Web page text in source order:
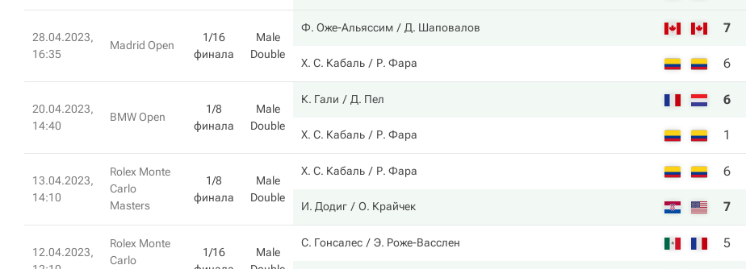
28.04.2023,
16:35
Madrid Open
1/16
финала
Male
Double
Ф. Оже-Альяссим Д. Шаповалов 7
Х. С. Кабаль Р. Фара 6
20.04.2023,
14:40
BMW Open
1/8
финала
Male
Double
К. Гали Д. Пел 6
Х. С. Кабаль Р. Фара 1
13.04.2023,
14:10
Rolex Monte
Carlo
Masters
1/8
финала
Male
Double
Х. С. Кабаль Р. Фара 6
И. Додиг О. Крайчек 7
12.04.2023,
Rolex Monte
Carlo
1/16
Male
С. Гонсалес Э. Роже-Васслен 5